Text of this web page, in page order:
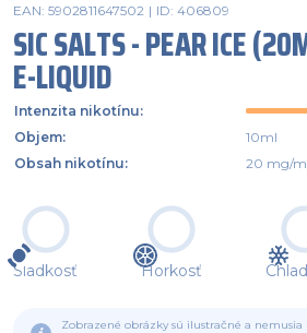
EAN: 5902811647502 | ID: 406809
SIC SALTS - PEAR ICE
E-LIQUID
Intenzita nikotínu:
Objem:
10ml
Obsah nikotínu: 20 mg/
Sladkosť Horkosť
Zobrazené obrázky sú ilustračné a nemusia